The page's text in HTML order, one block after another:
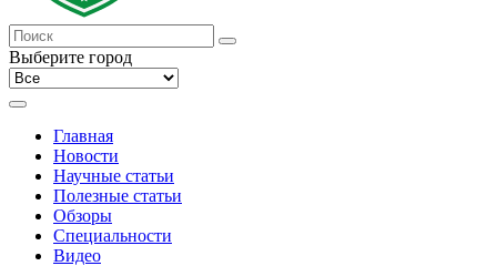
Выберите город
Главная
Новости
Научные статьи
Полезные статьи
Обзоры
Специальности
Видео